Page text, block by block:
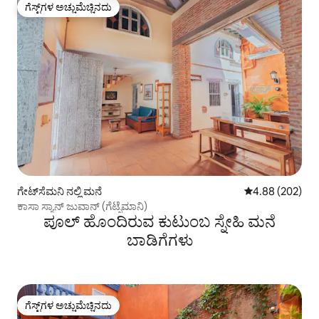
ಗೆಸ್ಟ್‌ಗಳ ಅಚ್ಚುಮೆಚ್ಚಿನದು
ಗೆಸ್ಟ್‌ಗಳ ಅಚ್ಚುಮೆಚ್ಚಿನದು
ಗೇಟ್‌ಸೆಮನಿ ನಲ್ಲಿ ಮನೆ 5 ರಲ್ಲಿ 4.88
4.88 (202)
ಕಾಸಾ ಸ್ಯಾನ್ ಜುವಾನ್ (ಗೆಟ್ಸೆಮಾನಿ)
ಪೂಲ್ ಹೊಂದಿರುವ ಕುಟುಂಬ ಸ್ನೇಹಿ ಮನೆ
ಬಾಡಿಗೆಗಳು
ಗೆಸ್ಟ್‌ಗಳ ಅಚ್ಚುಮೆಚ್ಚಿನದು
ಗೆಸ್ಟ್‌ಗಳ ಅಚ್ಚುಮೆಚ್ಚಿನದು